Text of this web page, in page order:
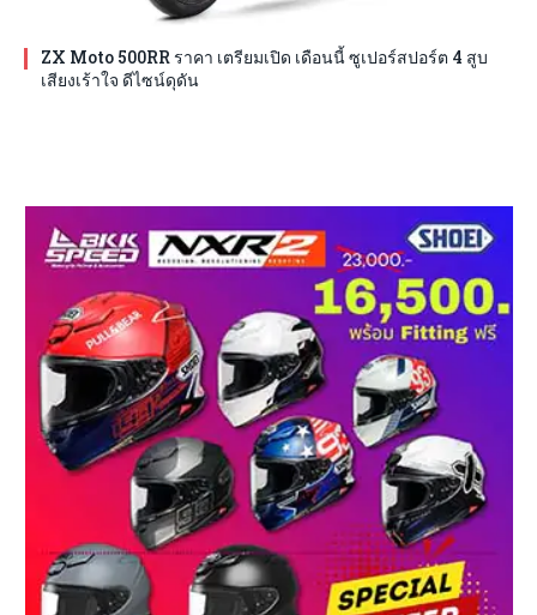
ZX Moto 500RR ราคา เตรียมเปิด เดือนนี้ ซูเปอร์สปอร์ต 4 สูบ
เสียงเร้าใจ ดีไซน์ดุดัน